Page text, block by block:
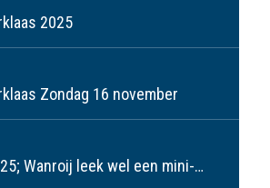
2025
Zondag 16 november
leek wel een mini-spookstad!